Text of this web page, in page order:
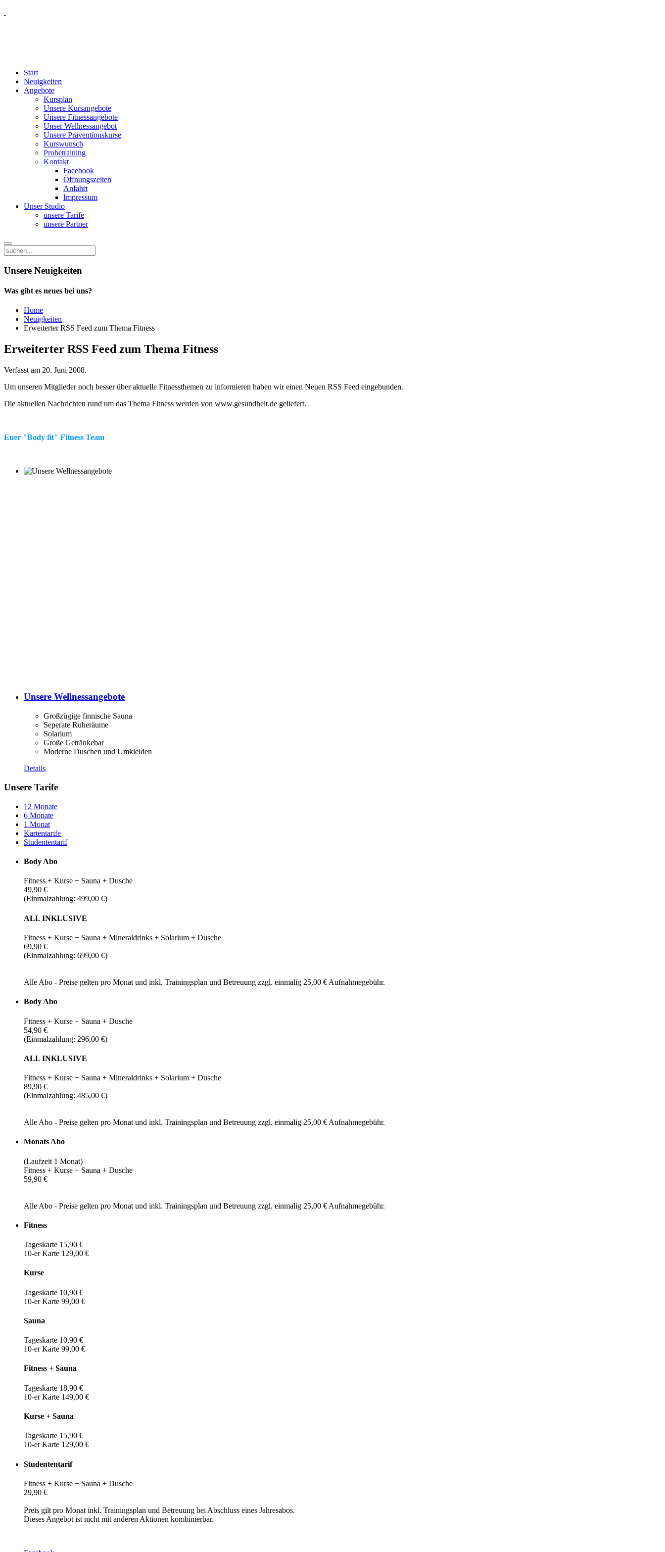
Start
Neuigkeiten
Angebote
Kursplan
Unsere Kursangebote
Unsere Fitnessangebote
Unser Wellnessangebot
Unsere Präventionskurse
Kurswunsch
Probetraining
Kontakt
Facebook
Öffnungszeiten
Anfahrt
Impressum
Unser Studio
unsere Tarife
unsere Partner
Unsere Neuigkeiten
Was gibt es neues bei uns?
Home
Neuigkeiten
Erweiterter RSS Feed zum Thema Fitness
Erweiterter RSS Feed zum Thema Fitness
Verfasst am 20. Juni 2008.
Um unseren Mitglieder noch besser über aktuelle Fitnessthemen zu informieren haben wir einen Neuen RSS Feed eingebunden.
Die aktuellen Nachrichten rund um das Thema Fitness werden von www.gesundheit.de geliefert.
Euer "Body fit" Fitness Team
Unsere Wellnessangebote
Großzügige finnische Sauna
Seperate Ruheräume
Solarium
Große Getränkebar
Moderne Duschen und Umkleiden
Details
Unsere Tarife
12 Monate
6 Monate
1 Monat
Kartentarife
Studententarif
Body Abo
Fitness + Kurse + Sauna + Dusche
49,90 €
(Einmalzahlung: 499,00 €)
ALL INKLUSIVE
Fitness + Kurse + Sauna + Mineraldrinks + Solarium + Dusche
69,90 €
(Einmalzahlung: 699,00 €)
Alle Abo - Preise gelten pro Monat und inkl. Trainingsplan und Betreuung zzgl. einmalig 25,00 € Aufnahmegebühr.
Body Abo
Fitness + Kurse + Sauna + Dusche
54,90 €
(Einmalzahlung: 296,00 €)
ALL INKLUSIVE
Fitness + Kurse + Sauna + Mineraldrinks + Solarium + Dusche
89,90 €
(Einmalzahlung: 485,00 €)
Alle Abo - Preise gelten pro Monat und inkl. Trainingsplan und Betreuung zzgl. einmalig 25,00 € Aufnahmegebühr.
Monats Abo
(Laufzeit 1 Monat)
Fitness + Kurse + Sauna + Dusche
59,90 €
Alle Abo - Preise gelten pro Monat und inkl. Trainingsplan und Betreuung zzgl. einmalig 25,00 € Aufnahmegebühr.
Fitness
Tageskarte 15,90 €
10-er Karte 129,00 €
Kurse
Tageskarte 10,90 €
10-er Karte 99,00 €
Sauna
Tageskarte 10,90 €
10-er Karte 99,00 €
Fitness + Sauna
Tageskarte 18,90 €
10-er Karte 149,00 €
Kurse + Sauna
Tageskarte 15,90 €
10-er Karte 129,00 €
Studententarif
Fitness + Kurse + Sauna + Dusche
29,90 €
Preis gilt pro Monat inkl. Trainingsplan und Betreuung bei Abschluss eines Jahresabos.
Dieses Angebot ist nicht mit anderen Aktionen kombinierbar.